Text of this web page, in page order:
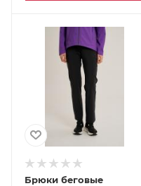
Брюки беговые